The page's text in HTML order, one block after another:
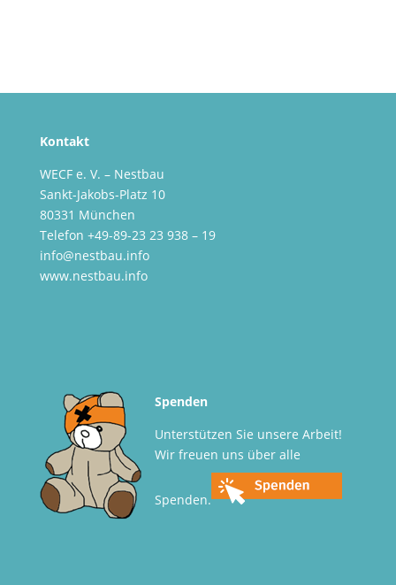
Kontakt
WECF e. V. – Nestbau
Sankt-Jakobs-Platz 10
80331 München
Telefon +49-89-23 23 938 – 19
info@nestbau.info
www.nestbau.info
Spenden
Unterstützen Sie unsere Arbeit!
Wir freuen uns über alle
Spenden.